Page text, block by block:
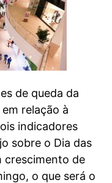
de queda da
relação à
indicadores
sobre o Dia das
crescimento de
o que será o